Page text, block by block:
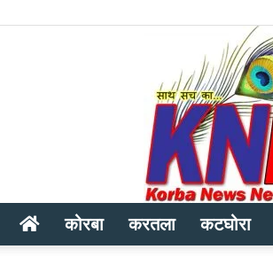
कोरबा करतला कटघोरा